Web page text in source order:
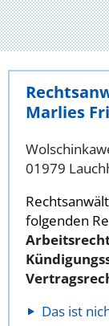
Marlies
01979
folgenden
Das ist